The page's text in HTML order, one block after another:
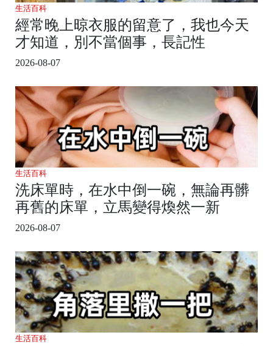
生活百科
經常晚上晾衣服的留意了，我也今天
才知道，別不當個事，長記性
2026-08-07
生活百科
洗床單時，在水中倒一碗，無論再髒
再舊的床單，立馬變得煥然一新
2026-08-07
生活百科